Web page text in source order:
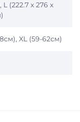
L (222.7 х 276 х
XL (59-62см)